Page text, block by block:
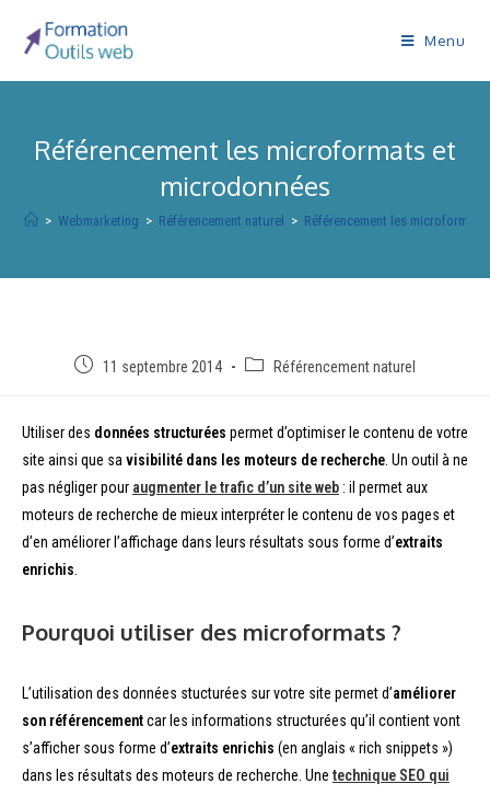
Menu
Référencement les microformats et
microdonnées
> Webmarketing > Référencement naturel > Référencement les
Publication
11 septembre 2014
Post
Référencement naturel
Utiliser des données structurées permet d’optimiser le contenu de votre
site ainsi que sa visibilité dans les moteurs de recherche . Un outil à ne
pas négliger pour augmenter le trafic d’un site web : il permet aux
moteurs de recherche de mieux interpréter le contenu de vos pages et
d’en améliorer l’affichage dans leurs résultats sous forme d’extraits
enrichis
Pourquoi utiliser des microformats ?
L’utilisation des données stucturées sur votre site permet d’améliorer
son référencementcar les informations structurées qu’il contient vont
s’afficher sous forme d’extraits enrichis (en anglais « rich snippets »)
dans les résultats des moteurs de recherche. Une technique SEO qui